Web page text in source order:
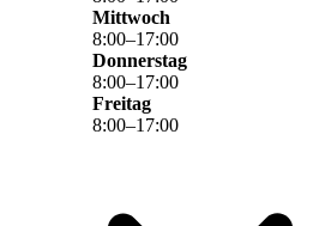
Mittwoch
8:00–17:00
Donnerstag
8:00–17:00
Freitag
8:00–17:00